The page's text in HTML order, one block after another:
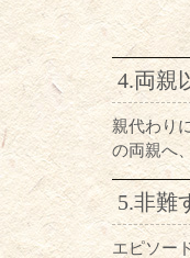
4.両親
親代わり
の両親へ
5.非難
エピソー